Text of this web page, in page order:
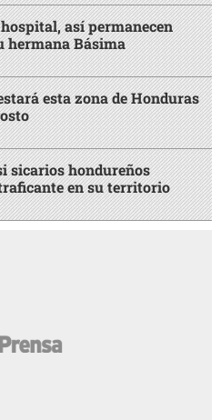
así permanecen
hermana Básima
esta zona de Honduras
sicarios hondureños
en su territorio